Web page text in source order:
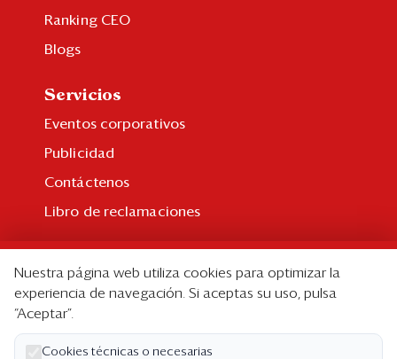
Ranking CEO
Blogs
Servicios
Eventos corporativos
Publicidad
Contáctenos
Libro de reclamaciones
Suscripción individual
Paquetes corporativos
Edición Impresa
Nuestra página web utiliza cookies para optimizar la
experiencia de navegación. Si aceptas su uso, pulsa
“Aceptar”.
Cookies técnicas o necesarias